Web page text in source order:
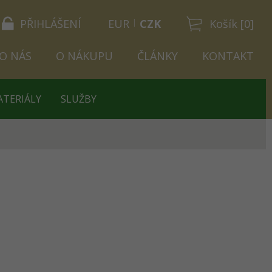
PŘIHLÁŠENÍ Košík [0]
EUR CZK
O NÁS O NÁKUPU ČLÁNKY KONTAKT
SLUŽBY